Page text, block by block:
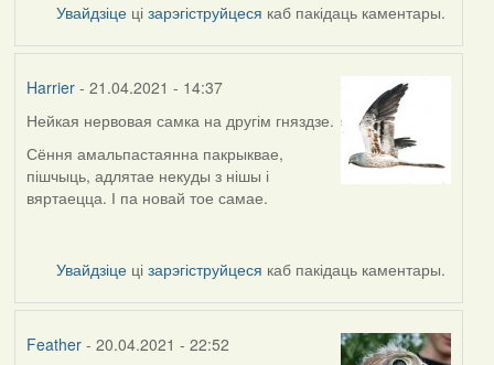
Увайдзіце цізарэгіструйцеся каб пакідаць каментары.
Harrier- 21.04.2021 - 14:37
Нейкая нервовая самка на другім гняздзе.
Сёння амальпастаянна пакрыквае,
пішчыць, адлятае некуды з нішы і
вяртаецца. І па новай тое самае.
Увайдзіце цізарэгіструйцеся каб пакідаць каментары.
Feather- 20.04.2021 - 22:52